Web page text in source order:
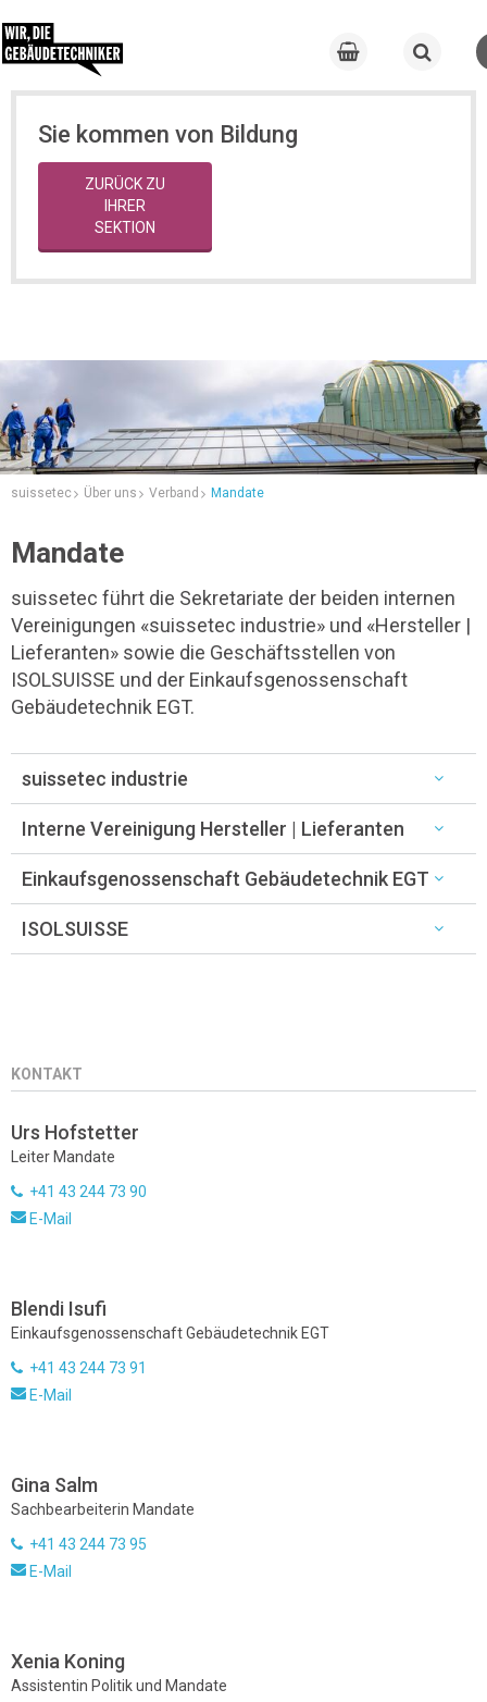
Sie kommen von Bildung
ZURÜCK ZU
IHRER
SEKTION
suissetec Über uns Verband Mandate
Mandate
suissetec führt die Sekretariate der beiden internen
Vereinigungen «suissetec industrie» und «Hersteller |
Lieferanten» sowie die Geschäftsstellen von
ISOLSUISSE und der Einkaufsgenossenschaft
Gebäudetechnik EGT.
suissetec industrie
Interne Vereinigung Hersteller | Lieferanten
Einkaufsgenossenschaft Gebäudetechnik EGT
ISOLSUISSE
KONTAKT
Urs Hofstetter
Leiter Mandate
+41 43 244 73 90
E-Mail
Blendi Isufi
Einkaufsgenossenschaft Gebäudetechnik EGT
+41 43 244 73 91
E-Mail
Gina Salm
Sachbearbeiterin Mandate
+41 43 244 73 95
E-Mail
Xenia Koning
Assistentin Politik und Mandate